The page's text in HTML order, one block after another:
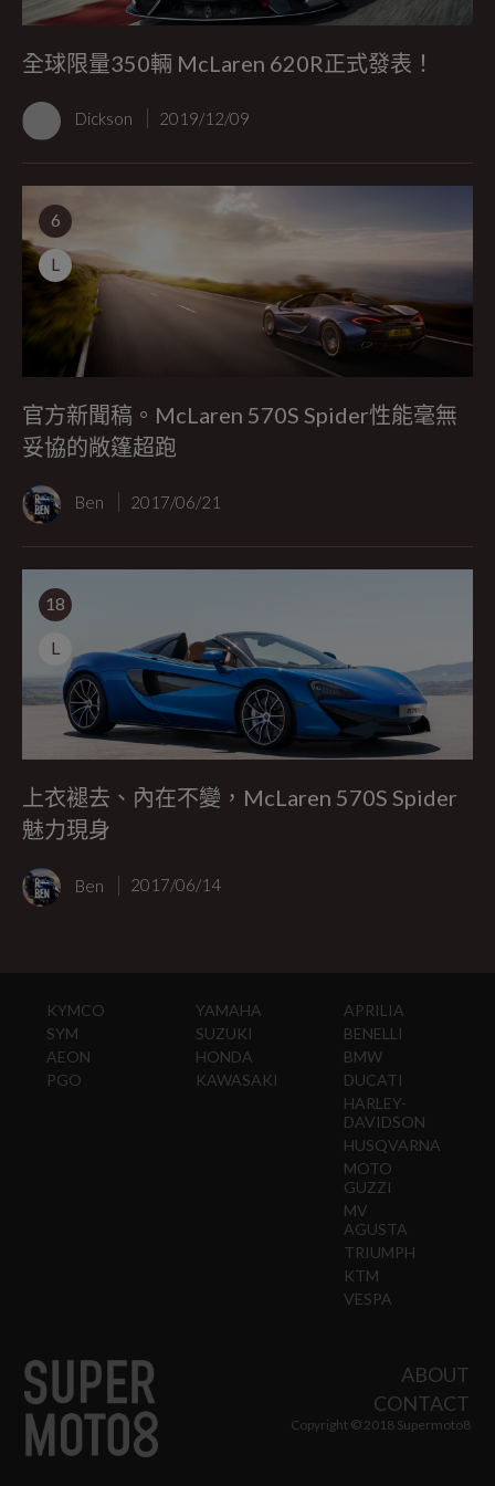
全球限量350輛 McLaren 620R正式發表！
Dickson 2019/12/09
6
L
官方新聞稿。McLaren 570S Spider性能毫無
妥協的敞篷超跑
Ben 2017/06/21
18
L
上衣褪去、內在不變，McLaren 570S Spider
魅力現身
Ben 2017/06/14
KYMCO
SYM
AEON
PGO
YAMAHA
SUZUKI
HONDA
KAWASAKI
APRILIA
BENELLI
BMW
DUCATI
HARLEY-
DAVIDSON
HUSQVARNA
MOTO
GUZZI
MV
AGUSTA
TRIUMPH
KTM
VESPA
ABOUT
CONTACT
Copyright © 2018 Supermoto8